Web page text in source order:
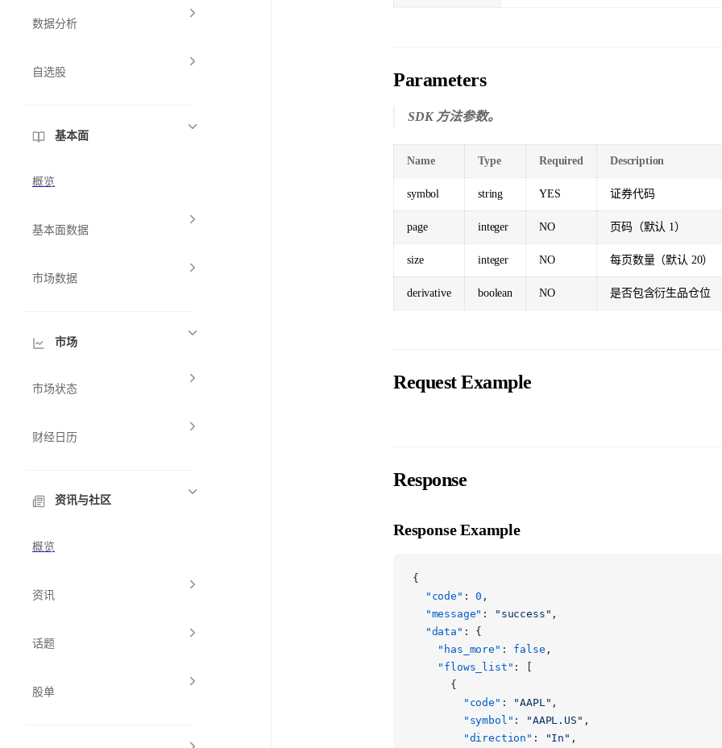
数据分析
自选股
基本面
概览
基本面数据
市场数据
市场
市场状态
财经日历
资讯与社区
概览
资讯
话题
股单
Parameters
SDK 方法参数。
Name Type Required Description
symbol string YES 证券代码
page integer NO 页码（默认 1）
size integer NO 每页数量（默认 20）
derivative boolean NO 是否包含衍生品仓位
Request Example
Response
Response Example
{
  "code"
: 0 ,
  "message"
: "success" ,
  "data"
: {
    "has_more"
: false ,
    "flows_list"
: [
      {
        "code"
: "AAPL" ,
        "symbol"
: "AAPL.US" ,
        "direction"
: "In" ,